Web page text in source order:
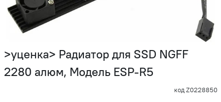
>уценка> Радиатор для SSD NGFF
2280 алюм, Модель ESP-R5
код Z0228850